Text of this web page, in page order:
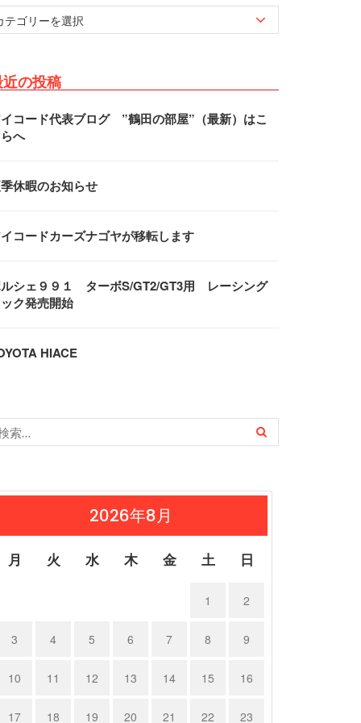
の投稿
コード代表ブログ ”鶴田の部屋”（最新）はこ
へ
休暇のお知らせ
コードカーズナゴヤが移転します
シェ９９１ ターボS/GT2/GT3用 レーシング
ク発売開始
HIACE
2026年8月
月 火 水 木 金 土 日
1 2
3 4 5 6 7 8 9
10 11 12 13 14 15 16
17 18 19 20 21 22 23